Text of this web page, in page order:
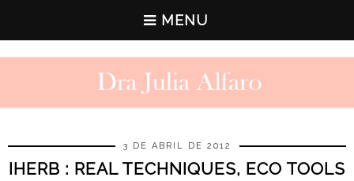
MENU
3 DE ABRIL DE 2012
IHERB : REAL TECHNIQUES, ECO TOOLS